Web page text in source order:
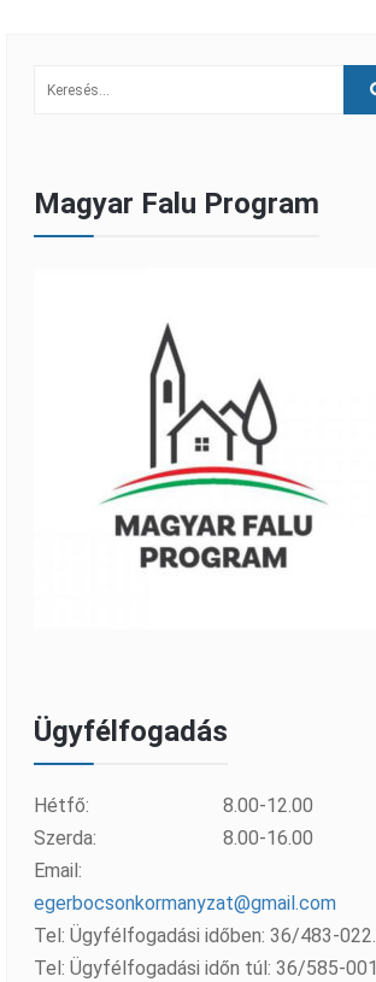
Magyar Falu Program
Ügyfélfogadás
Hétfő:
8.00-12.00
Szerda:
8.00-16.00
Email:
egerbocsonkormanyzat@gmail.com
Tel: Ügyfélfogadási időben: 36/483-022.
Tel: Ügyfélfogadási időn túl: 36/585-001